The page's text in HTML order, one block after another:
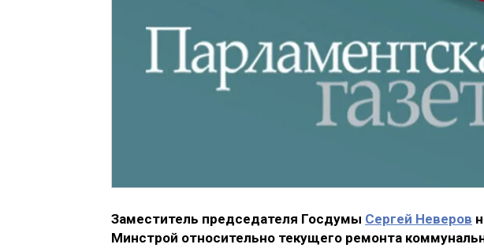
Заместитель председателя Госдумы Сергей Неверов
Минстрой относительно текущего ремонта